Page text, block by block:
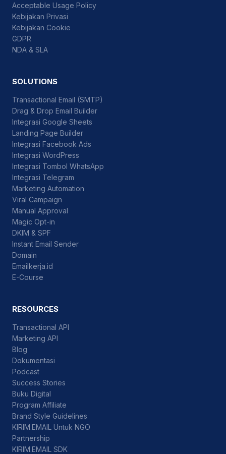
Acceptable Usage Policy
Kebijakan Privasi
Kebijakan Cookie
GDPR
NDA & SLA
SOLUTIONS
Transactional Email (SMTP)
Drag & Drop Email Builder
Integrasi Google Sheets
Landing Page Builder
Integrasi Facebook Ads
Integrasi WordPress
Integrasi Tombol WhatsApp
Integrasi Telegram
Marketing Automation
Viral Campaign
Manual Approval
Magic Opt-in
DKIM & SPF
Instant Email Sender
Domain
Emailkerja.id
E-Course
RESOURCES
Transactional API
Marketing API
Blog
Dokumentasi
Podcast
Success Stories
Buku Digital
Program Affiliate
Brand Style Guidelines
KIRIM.EMAIL Untuk NGO
Partnership
KIRIM.EMAIL SDK